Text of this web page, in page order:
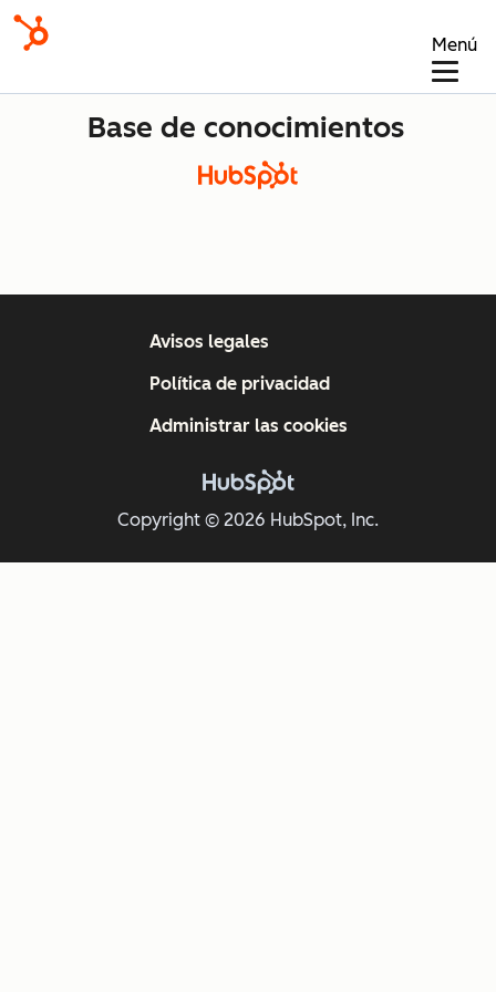
Menú
Base de conocimientos
Copyright © 2026 HubSpot, Inc.
Avisos legales
Política de privacidad
Administrar las cookies